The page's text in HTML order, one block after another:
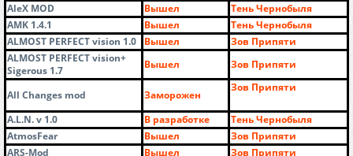
AleX MOD
Вышел
Тень Чернобыля
AMK 1.4.1
Вышел
Тень Чернобыля
ALMOST PERFECT vision 1.0
Вышел
Зов Припяти
ALMOST PERFECT vision+
Sigerous 1.7
Вышел Зов Припяти
All Changes mod Заморожен
Зов Припяти
A.L.N. v 1.0 В разработке
Тень Чернобыля
AtmosFear
Вышел
Зов Припяти
ARS-Мod
Вышел
Зов Припяти